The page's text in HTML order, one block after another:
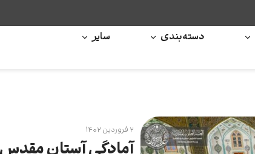
دسته‌بندی سایر
۲ فروردین ۱۴۰۲